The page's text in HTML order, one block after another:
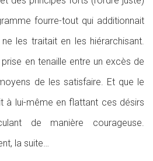
fourre-tout qui additionnait
les traitait en les hiérarchisant.
en tenaille entre un excès de
de les satisfaire. Et que le
à lui-même en flattant ces désirs
de manière courageuse.
la suite…